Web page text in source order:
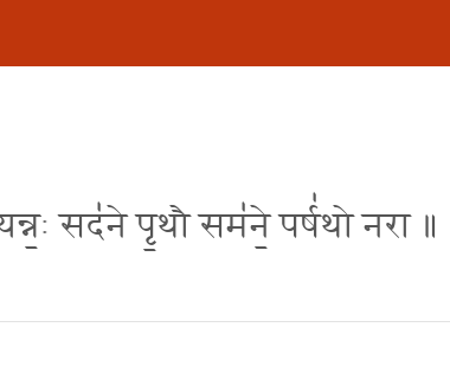
सद॑ने पृ॒थौ सम॑ने॒ पर्ष॑थो नरा ॥